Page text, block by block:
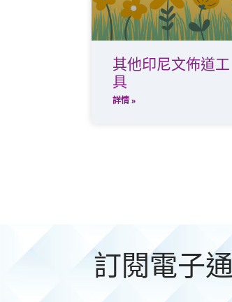
其他印尼文佈道工
具
詳情 »
訂閱電子